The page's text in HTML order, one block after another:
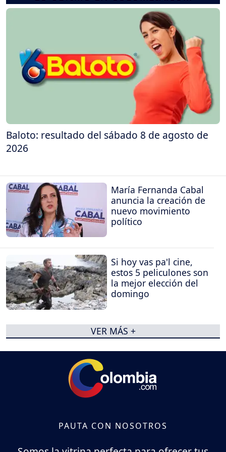
Baloto: resultado del sábado 8 de agosto de
2026
María Fernanda Cabal
anuncia la creación de
nuevo movimiento
político
Si hoy vas pa'l cine,
estos 5 peliculones son
la mejor elección del
domingo
VER MÁS +
PAUTA CON NOSOTROS